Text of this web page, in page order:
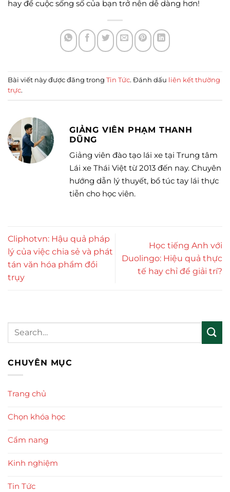
hay để cuộc sống số của bạn trở nên dễ dàng hơn!
Bài viết này được đăng trong Tin Tức. Đánh dấu liên kết thường
trực.
GIẢNG VIÊN PHẠM THANH
DŨNG
Giảng viên đào tạo lái xe tại Trung tâm
Lái xe Thái Việt từ 2013 đến nay. Chuyên
hướng dẫn lý thuyết, bổ túc tay lái thực
tiễn cho học viên.
Cliphotvn: Hậu quả pháp
lý của việc chia sẻ và phát
tán văn hóa phẩm đồi
trụy
Học tiếng Anh với
Duolingo: Hiệu quả thực
tế hay chỉ để giải trí?
CHUYÊN MỤC
Trang chủ
Chọn khóa học
Cẩm nang
Kinh nghiệm
Tin Tức